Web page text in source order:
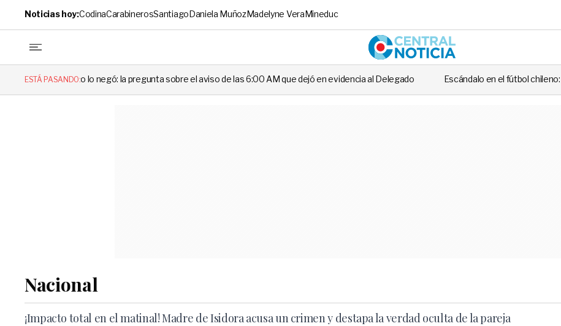
Noticias hoy:CodinaCarabinerosSantiagoDaniela MuñozMadelyne VeraMineduc
Central
ESTÁ PASANDO:
lo negó: la pregunta sobre el aviso de las 6:00 AM que dejó en evidencia al Delegado Escándalo en el fútbol chileno: futbolista fue
Nacional
¡Impacto total en el matinal! Madre de Isidora acusa un crimen y destapa la verdad oculta de la pareja